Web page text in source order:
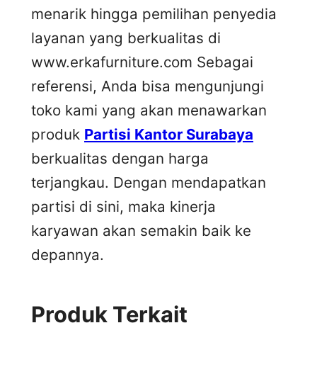
menarik hingga pemilihan penyedia
layanan yang berkualitas di
www.erkafurniture.com Sebagai
referensi, Anda bisa mengunjungi
toko kami yang akan menawarkan
produk Partisi Kantor Surabaya
berkualitas dengan harga
terjangkau. Dengan mendapatkan
partisi di sini, maka kinerja
karyawan akan semakin baik ke
depannya.
Produk Terkait